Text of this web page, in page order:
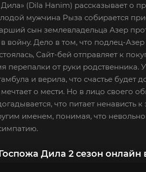
(Dila Hanim) рассказывает о
мужчина Рыза собирается
сын землевладельца Азер
Дело в том, что подлец-Азер
Сайт-бей отправляет к
перепалки от руки родственника.
и верила, что счастье будет
о мести. Но в лицо своего
что питает
именем, понимая, что
Дила 2 сезон онлайн